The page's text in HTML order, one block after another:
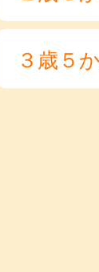
３歳５